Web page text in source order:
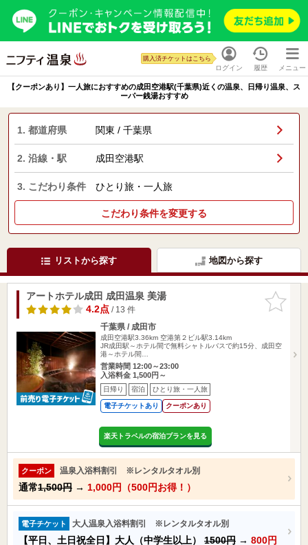
ログイン
購入済チケットはこちら
履歴 メニュー
【クーポンあり】一人旅におすすめの成田空港駅(千葉県)近くの温泉、日帰り温泉、ス
ーパー銭湯おすすめ
1. 都道府県 関東 / 千葉県
2. 沿線・駅 成田空港駅
3. こだわり条件 ひとり旅・一人旅
こだわり条件を変更する
リストから探す 地図から探す
お気に入
りに追加
アートホテル成田 成田温泉 美湯
4.2点/ 13 件
千葉県 / 成田市
成田空港駅3.36km 空港第２ビル駅3.14km
JR成田駅～ホテル間で無料シャトルバスで約15分、成田空
港～ホテル間…
営業時間 12:00～23:00
入浴料金 1,500円～
日帰り 宿泊 ひとり旅・一人旅
電子チケットあり クーポンあり
楽天トラベルの宿泊プランを見る
クーポン 温泉入浴料割引 ※レンタルタオル別
通常1,500円 → 1,000円（500円お得！）
電子チケット 大人温泉入浴料割引 ※レンタルタオル別
【平日、土日祝全日】大人（中学生以上） 1500円 → 800円